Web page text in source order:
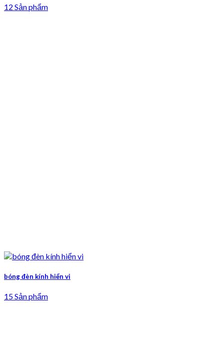
12 Sản phẩm
bóng đèn kính hiển vi
15 Sản phẩm